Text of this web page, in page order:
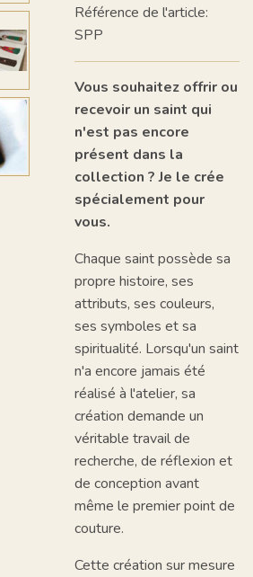
Référence de l'article:
SPP
Vous souhaitez offrir ou
recevoir un saint qui
n'est pas encore
présent dans la
collection ? Je le crée
spécialement pour
vous.
Chaque saint possède sa
propre histoire, ses
attributs, ses couleurs,
ses symboles et sa
spiritualité. Lorsqu'un saint
n'a encore jamais été
réalisé à l'atelier, sa
création demande un
véritable travail de
recherche, de réflexion et
de conception avant
même le premier point de
couture.
Cette création sur mesure